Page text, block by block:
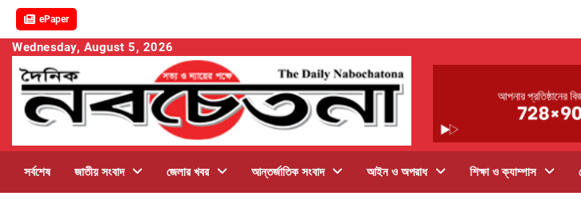
ePaper
Skip
content
Wednesday, August 5, 2026
সর্বশেষ জাতীয় সংবাদ জেলার খবর আন্তর্জাতিক সংবাদ আইন ও অপরাধ শিক্ষা ও ক্যাম্পাস